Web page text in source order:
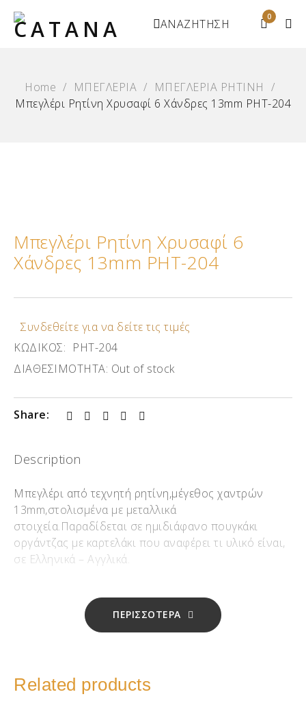
0
ΑΝΑΖΗΤΗΣΗ
Home / ΜΠΕΓΛΕΡΙΑ / ΜΠΕΓΛΕΡΙΑ ΡΗΤΙΝΗ /
Μπεγλέρι Ρητίνη Χρυσαφί 6 Χάνδρες 13mm ΡΗΤ-204
Μπεγλέρι Ρητίνη Χρυσαφί 6
Χάνδρες 13mm ΡΗΤ-204
Συνδεθείτε για να δείτε τις τιμές
ΚΩΔΙΚΟΣ: ΡΗΤ-204
ΔΙΑΘΕΣΙΜΟΤΗΤΑ: Out of stock
Share:
Description
Μπεγλέρι από τεχνητή ρητίνη,μέγεθος χαντρών
13mm,στολισμένα με μεταλλικά
στοιχεία.Παραδίδεται σε ημιδιάφανο πουγκάκι
οργάντζας με καρτελάκι που αναφέρει τι υλικό είναι,
σε Ελληνικά – Αγγλικά.
ΠΕΡΙΣΣΟΤΕΡΑ
Related products